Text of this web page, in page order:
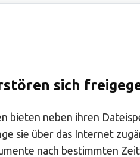
sich
bieten neben ihren
sie über das Internet
nach bestimmten